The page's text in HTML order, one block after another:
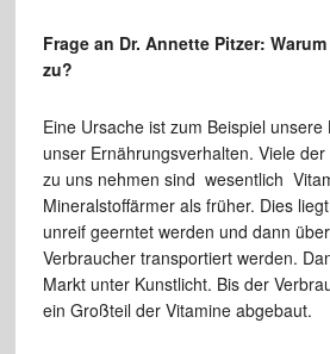
Frage an Dr. Annette Pitzer:
zu?
Eine Ursache ist zum Beispiel unsere
unser Ernährungsverhalten. Viele
zu uns nehmen sind wesentlich
Mineralstoffärmer als früher. Dies
unreif geerntet werden und dann
Verbraucher transportiert werden.
Markt unter Kunstlicht. Bis der
ein Großteil der Vitamine abgebaut.